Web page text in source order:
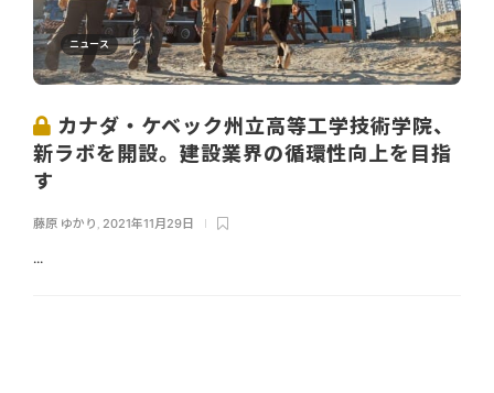
ニュース
カナダ・ケベック州立高等工学技術学院、
新ラボを開設。建設業界の循環性向上を目指
す
藤原 ゆかり , 2021年11月29日
...